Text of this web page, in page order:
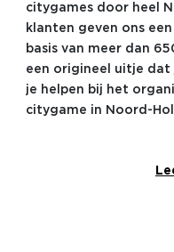
citygames door heel
klanten geven ons
basis van meer dan
een origineel uitje dat
je helpen bij het
citygame in Noord-